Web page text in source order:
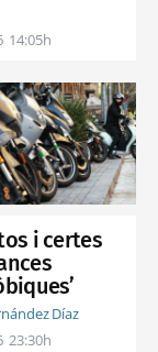
14:05h
i certes
Díaz
23:30h